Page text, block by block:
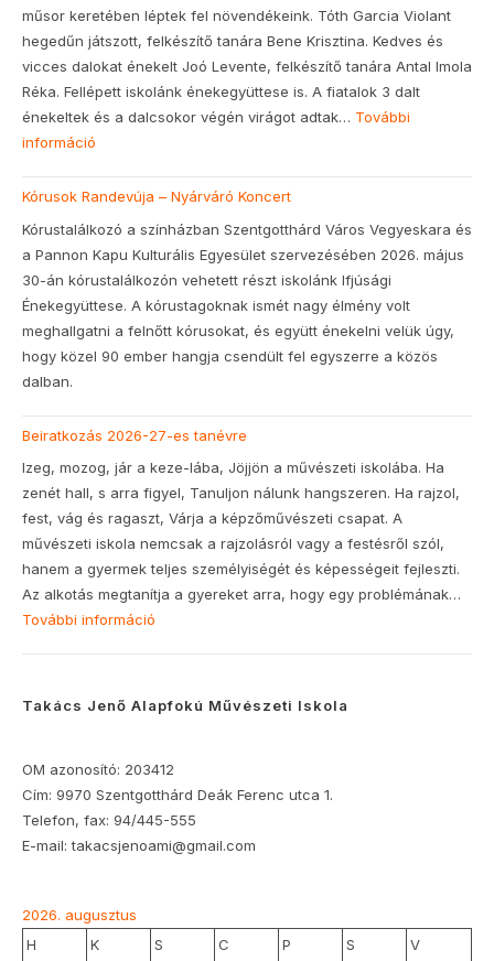
műsor keretében léptek fel növendékeink. Tóth Garcia Violant
hegedűn játszott, felkészítő tanára Bene Krisztina. Kedves és
vicces dalokat énekelt Joó Levente, felkészítő tanára Antal Imola
Réka. Fellépett iskolánk énekegyüttese is. A fiatalok 3 dalt
énekeltek és a dalcsokor végén virágot adtak… További
információ
ünnepség
Kórusok Randevúja – Nyárváró Koncert
Kórustalálkozó a színházban Szentgotthárd Város Vegyeskara és
a Pannon Kapu Kulturális Egyesület szervezésében 2026. május
30-án kórustalálkozón vehetett részt iskolánk Ifjúsági
Énekegyüttese. A kórustagoknak ismét nagy élmény volt
meghallgatni a felnőtt kórusokat, és együtt énekelni velük úgy,
hogy közel 90 ember hangja csendült fel egyszerre a közös
dalban.
Beiratkozás 2026-27-es tanévre
Izeg, mozog, jár a keze-lába, Jöjjön a művészeti iskolába. Ha
zenét hall, s arra figyel, Tanuljon nálunk hangszeren. Ha rajzol,
fest, vág és ragaszt, Várja a képzőművészeti csapat. A
művészeti iskola nemcsak a rajzolásról vagy a festésről szól,
hanem a gyermek teljes személyiségét és képességeit fejleszti.
Az alkotás megtanítja a gyereket arra, hogy egy problémának…
További információ
27-
Takács Jenő Alapfokú Művészeti Iskola
OM azonosító: 203412
Cím: 9970 Szentgotthárd Deák Ferenc utca 1.
Telefon, fax: 94/445-555
E-mail: takacsjenoami@gmail.com
2026. augusztus
H
K S C P S V